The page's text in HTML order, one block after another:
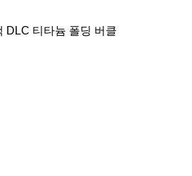
DLC 티타늄 폴딩 버클